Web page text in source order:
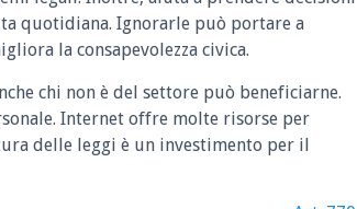
quotidiana. Ignorarle può portare a
la consapevolezza civica.
chi non è del settore può beneficiarne.
Internet offre molte risorse per
delle leggi è un investimento per il